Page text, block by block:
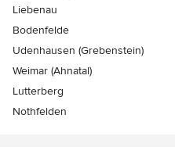
Liebenau
Bodenfelde
Udenhausen (Grebenstein)
Weimar (Ahnatal)
Lutterberg
Nothfelden